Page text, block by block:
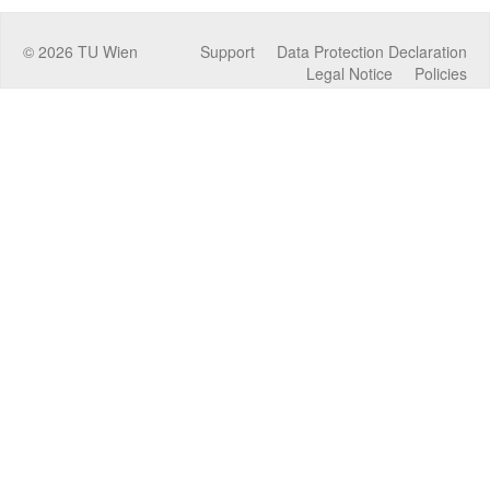
© 2026 TU Wien Data Protection Declaration
Support
Policies
Legal Notice